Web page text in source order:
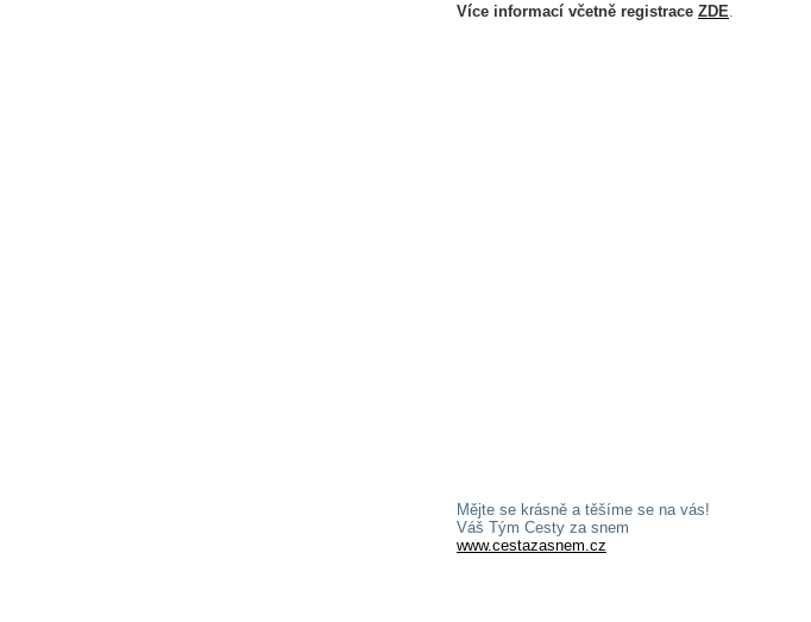
Více informací včetně registrace ZDE.
Mějte se krásně a těšíme se na vás!
Váš Tým Cesty za snem
www.cestazasnem.cz